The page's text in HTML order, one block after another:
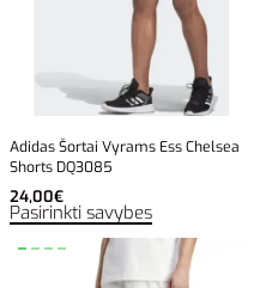
Adidas Šortai Vyrams Ess Chelsea
Shorts DQ3085
24,00€
Pasirinkti savybes